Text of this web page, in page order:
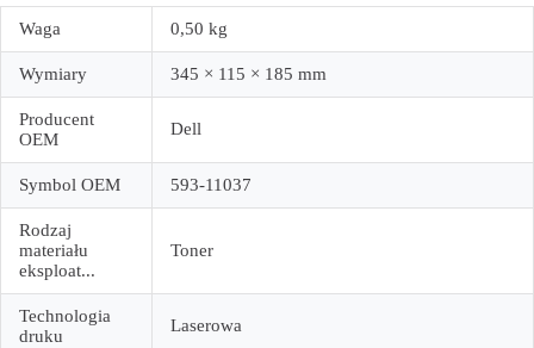
Waga 0,50 kg
Wymiary 345 × 115 × 185 mm
Producent
OEM
Dell
Symbol OEM 593-11037
Rodzaj
materiału
eksploat...
Toner
Technologia
druku
Laserowa